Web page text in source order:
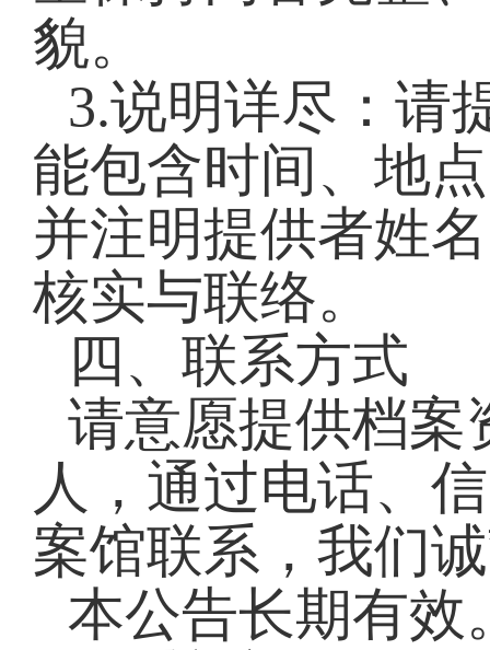
貌。
3.说明详尽：请
能包含时间、地
并注明提供者姓
核实与联络。
四、联系方式
请意愿提供档案
人，通过电话、
案馆联系，我们
本公告长期有效